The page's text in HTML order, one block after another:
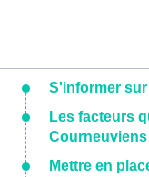
S'informer
Les facteurs
Courneuviens
Mettre en